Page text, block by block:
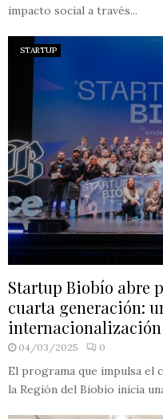
impacto social a través...
STARTUP
Startup Biobío abre
cuarta generación:
internacionalización
04/03/2025 0
El programa que impulsa el
la Región del Biobío inicia